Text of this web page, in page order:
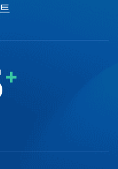
+